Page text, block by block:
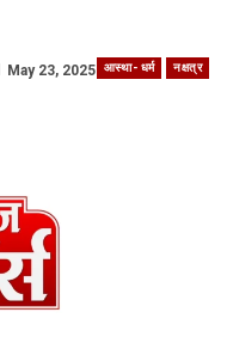
आस्था- धर्म नक्षत्र
May 23, 2025